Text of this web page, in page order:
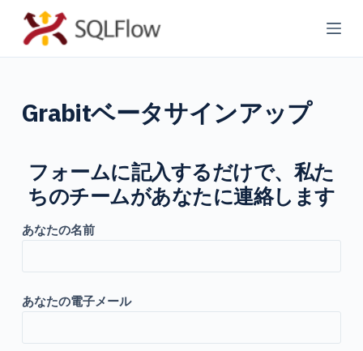
コ
ン
ツ
Grabitベータサインアップ
フォームに記入するだけで、私た
ちのチームがあなたに連絡します
あなたの名前
あなたの電子メール